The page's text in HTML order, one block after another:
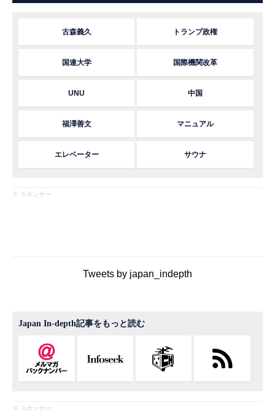
古森義久 トランプ政権
国連大学 国際機関改革
UNU 中国
福澤善文 マニュアル
エレベーター サウナ
※ スポンサー
Tweets by japan_indepth
Japan In-depth記事をもっと読む
※ スポンサー